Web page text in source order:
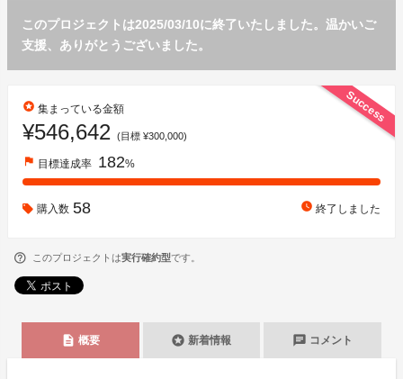
このプロジェクトは2025/03/10に終了いたしました。温かいご
支援、ありがとうございました。
Success
stars 集まっている金額
¥546,642 (目標 ¥300,000)
flag 目標達成率 182%
購入数 58 watch_later 終了しました
このプロジェクトは実行確約型です。
description 概要 stars 新着情報 chat コメント